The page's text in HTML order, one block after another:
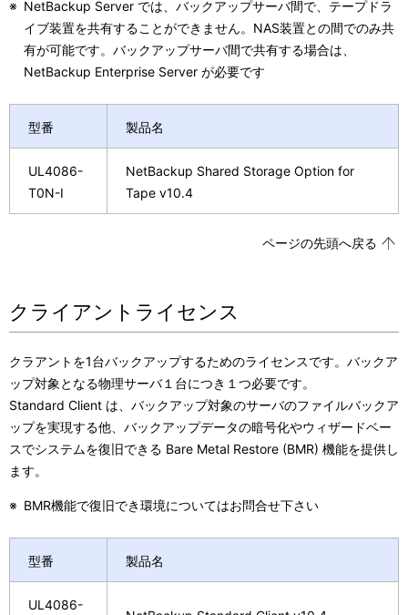
※ NetBackup Server では、バックアップサーバ間で、テープドラ
イブ装置を共有することができません。NAS装置との間でのみ共
有が可能です。バックアップサーバ間で共有する場合は、
NetBackup Enterprise Server が必要です
型番 製品名
UL4086-
T0N-I
NetBackup Shared Storage Option for
Tape v10.4
ページの先頭へ戻る
クライアントライセンス
クラアントを1台バックアップするためのライセンスです。バックア
ップ対象となる物理サーバ１台につき１つ必要です。
Standard Client は、バックアップ対象のサーバのファイルバックア
ップを実現する他、バックアップデータの暗号化やウィザードベー
スでシステムを復旧できる Bare Metal Restore (BMR) 機能を提供し
ます。
※ BMR機能で復旧でき環境についてはお問合せ下さい
型番 製品名
UL4086-